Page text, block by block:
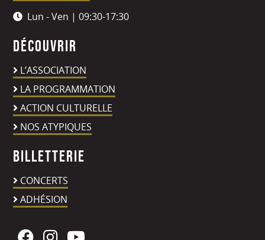
Lun - Ven | 09:30-17:30
Découvrir
L’ASSOCIATION
LA PROGRAMMATION
ACTION CULTURELLE
NOS ATYPIQUES
Billetterie
CONCERTS
ADHÉSION